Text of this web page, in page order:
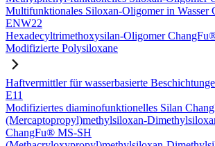
Multifunktionales Siloxan-Oligomer in Wasser
ENW22
Hexadecyltrimethoxysilan-Oligomer
Modifizierte Polysiloxane
Haftvermittler für wasserbasierte
E11
Modifiziertes diaminofunktionelles Silan
(Mercaptopropyl)methylsiloxan-
ChangFu® MS-SH